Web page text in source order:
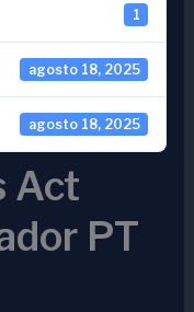
1
agosto 18, 2025
agosto 18, 2025
Act
PT